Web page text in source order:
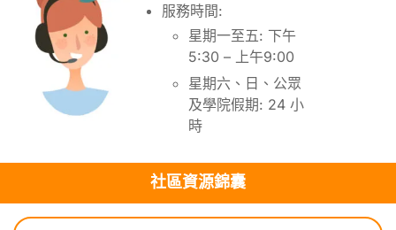
服務時間:
星期一至五: 下午
5:30 – 上午9:00
星期六、日、公眾
及學院假期: 24 小
時
社區資源錦囊